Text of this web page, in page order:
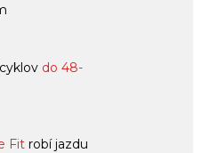
do 48-
Fit robí jazdu